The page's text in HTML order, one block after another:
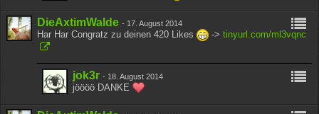
DieAxtimWalde - 17. August 2014
Har Har Congratz zu deinen 420 Likes ->tinyurl.com/ml3vqnc
jok3r - 18. August 2014
jöööö DANKE